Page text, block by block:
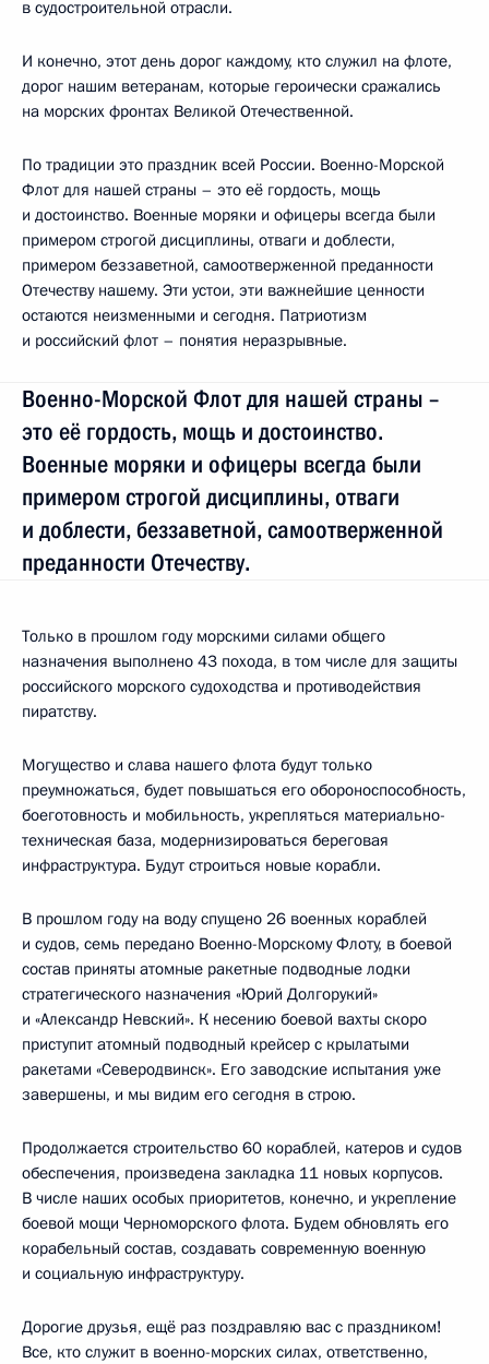
в судостроительной отрасли.
И конечно, этот день дорог каждому, кто служил на флоте,
дорог нашим ветеранам, которые героически сражались
на морских фронтах Великой Отечественной.
По традиции это праздник всей России. Военно-Морской
Флот для нашей страны – это её гордость, мощь
и достоинство. Военные моряки и офицеры всегда были
примером строгой дисциплины, отваги и доблести,
примером беззаветной, самоотверженной преданности
Отечеству нашему. Эти устои, эти важнейшие ценности
остаются неизменными и сегодня. Патриотизм
и российский флот – понятия неразрывные.
Военно-Морской Флот для нашей страны –
это её гордость, мощь и достоинство.
Военные моряки и офицеры всегда были
примером строгой дисциплины, отваги
и доблести, беззаветной, самоотверженной
преданности Отечеству.
Только в прошлом году морскими силами общего
назначения выполнено 43 похода, в том числе для защиты
российского морского судоходства и противодействия
пиратству.
Могущество и слава нашего флота будут только
преумножаться, будет повышаться его обороноспособность,
боеготовность и мобильность, укрепляться материально-
техническая база, модернизироваться береговая
инфраструктура. Будут строиться новые корабли.
В прошлом году на воду спущено 26 военных кораблей
и судов, семь передано Военно-Морскому Флоту, в боевой
состав приняты атомные ракетные подводные лодки
стратегического назначения «Юрий Долгорукий»
и «Александр Невский». К несению боевой вахты скоро
приступит атомный подводный крейсер с крылатыми
ракетами «Северодвинск». Его заводские испытания уже
завершены, и мы видим его сегодня в строю.
Продолжается строительство 60 кораблей, катеров и судов
обеспечения, произведена закладка 11 новых корпусов.
В числе наших особых приоритетов, конечно, и укрепление
боевой мощи Черноморского флота. Будем обновлять его
корабельный состав, создавать современную военную
и социальную инфраструктуру.
Дорогие друзья, ещё раз поздравляю вас с праздником!
Все, кто служит в военно-морских силах, ответственно,